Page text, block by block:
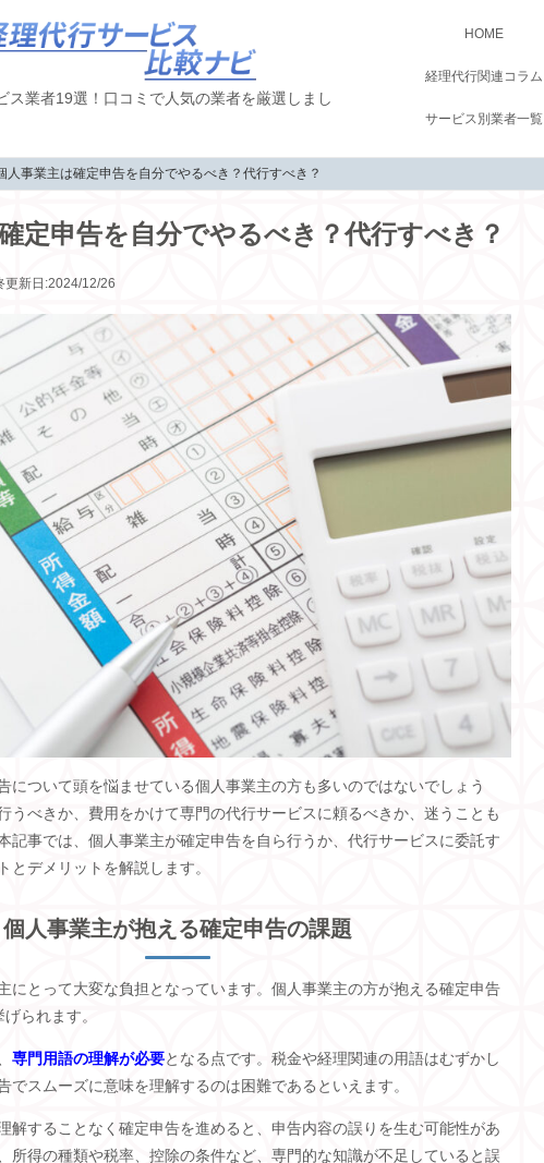
ス業者19選！口コミで人気の業者を厳選しまし
HOME
経理代行関連コラム
サービス別業者一覧
人事業主は確定申告を自分でやるべき？代行すべき？
定申告を自分でやるべき？代行すべき？
新日:2024/12/26
について頭を悩ませている個人事業主の方も多いのではないでしょう
うべきか、費用をかけて専門の代行サービスに頼るべきか、迷うことも
記事では、個人事業主が確定申告を自ら行うか、代行サービスに委託す
とデメリットを解説します。
個人事業主が抱える確定申告の課題
にとって大変な負担となっています。個人事業主の方が抱える確定申告
られます。
専門用語の理解が必要となる点です。税金や経理関連の用語はむずかし
でスムーズに意味を理解するのは困難であるといえます。
解することなく確定申告を進めると、申告内容の誤りを生む可能性があ
所得の種類や税率、控除の条件など、専門的な知識が不足していると誤